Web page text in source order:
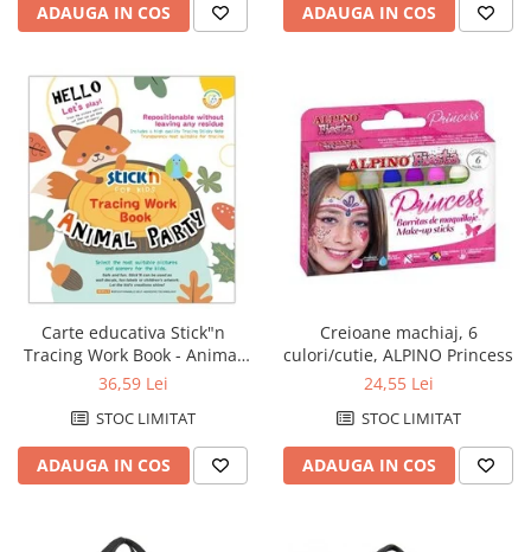
ADAUGA IN COS ADAUGA IN COS
Carte educativa Stick"n
Tracing Work Book - Animal
Party
36,59 Lei
STOC LIMITAT
ADAUGA IN COS
Creioane machiaj, 6
culori/cutie, ALPINO Princess
24,55 Lei
STOC LIMITAT
ADAUGA IN COS